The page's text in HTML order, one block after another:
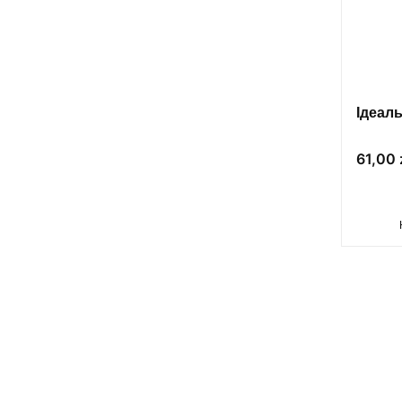
Цена
61,00